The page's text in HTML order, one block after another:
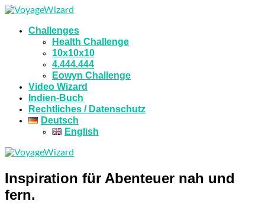
Challenges
Health Challenge
10x10x10
4.444.444
Eowyn Challenge
Video Wizard
Indien-Buch
Rechtliches / Datenschutz
Deutsch
English
Inspiration für Abenteuer nah und
fern.